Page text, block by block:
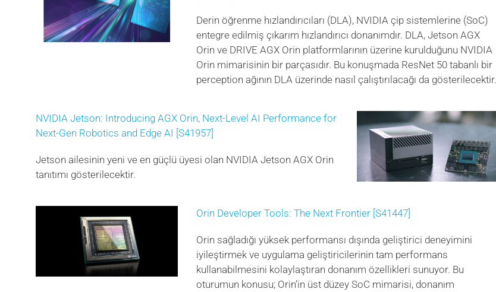
Derin öğrenme hızlandırıcıları (DLA), NVIDIA çip sistemlerine (SoC)
entegre edilmiş çıkarım hızlandırıcı donanımdır. DLA, Jetson AGX
Orin ve DRIVE AGX Orin platformlarının üzerine kurulduğunu NVIDIA
Orin mimarisinin bir parçasıdır. Bu konuşmada ResNet 50 tabanlı bir
perception ağının DLA üzerinde nasıl çalıştırılacağı da gösterilecektir.
NVIDIA Jetson: Introducing AGX Orin, Next-Level AI Performance for
Next-Gen Robotics and Edge AI [S41957]
Jetson ailesinin yeni ve en güçlü üyesi olan NVIDIA Jetson AGX Orin
tanıtımı gösterilecektir.
Orin Developer Tools: The Next Frontier [S41447]
Orin sağladığı yüksek performansı dışında geliştirici deneyimini
iyileştirmek ve uygulama geliştiricilerinin tam performans
kullanabilmesini kolaylaştıran donanım özellikleri sunuyor. Bu
oturumun konusu; Orin’in üst düzey SoC mimarisi, donanım